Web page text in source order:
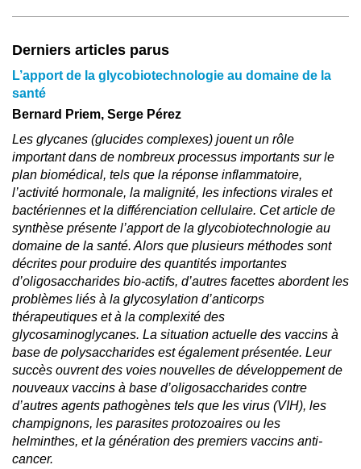
Derniers articles parus
L’apport de la glycobiotechnologie au domaine de la
santé
Bernard Priem, Serge Pérez
Les glycanes (glucides complexes) jouent un rôle
important dans de nombreux processus importants sur le
plan biomédical, tels que la réponse inflammatoire,
l’activité hormonale, la malignité, les infections virales et
bactériennes et la différenciation cellulaire. Cet article de
synthèse présente l’apport de la glycobiotechnologie au
domaine de la santé. Alors que plusieurs méthodes sont
décrites pour produire des quantités importantes
d’oligosaccharides bio-actifs, d’autres facettes abordent les
problèmes liés à la glycosylation d’anticorps
thérapeutiques et à la complexité des
glycosaminoglycanes. La situation actuelle des vaccins à
base de polysaccharides est également présentée. Leur
succès ouvrent des voies nouvelles de développement de
nouveaux vaccins à base d’oligosaccharides contre
d’autres agents pathogènes tels que les virus (VIH), les
champignons, les parasites protozoaires ou les
helminthes, et la génération des premiers vaccins anti-
cancer.